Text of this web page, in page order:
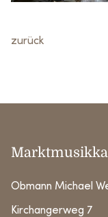
zurück
Obmann Michael
Kirchangerweg 7